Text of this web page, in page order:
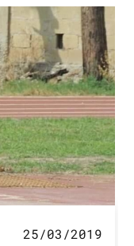
25/03/2019